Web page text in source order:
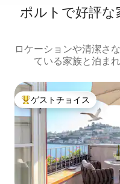
ポルトで好評
ロケーションや清潔さ
ている家族と泊ま
大好評のゲストチョイス
ゲストチョイス